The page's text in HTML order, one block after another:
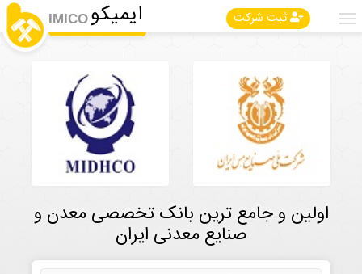
ثبت شرکت ایمیکو IMICO
اولین و جامع ترین بانک تخصصی معدن و
صنایع معدنی ایران